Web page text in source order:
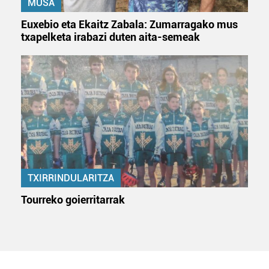
MUSA
Euxebio eta Ekaitz Zabala: Zumarragako mus
txapelketa irabazi duten aita-semeak
TXIRRINDULARITZA
Tourreko goierritarrak